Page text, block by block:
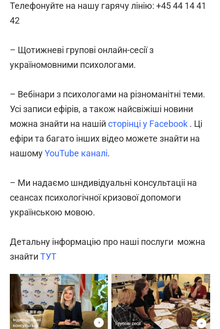
Телефонуйте на нашу гарячу лінію: +45 44 14 41
42
– Щотижневі групові онлайн-сесії з
україномовними психологами.
– Вебінари з психологами на різноманітні теми.
Усі записи ефірів, а також найсвіжіші новини
можна знайти на нашій сторінці у Facebook . Ці
ефіри та багато інших відео можете знайти на
нашомуYouTube каналі.
– Ми надаємо шндивідуальні консультаціі на
сеансах психологічної кризової допомоги
українською мовою.
Детальну інформацію про наші послуги можна
знайти ТУТ